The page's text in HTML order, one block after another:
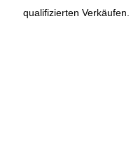
qualifizierten Verkäufen.